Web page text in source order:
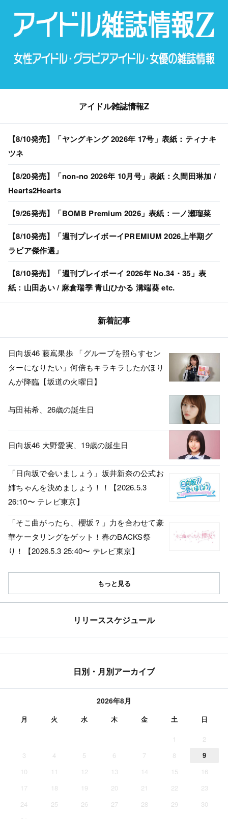
アイドル雑誌情報Z
【8/10発売】「ヤングキング 2026年 17号」表紙：ティナキ
ツネ
【8/20発売】「non-no 2026年 10月号」表紙：久間田琳加 /
Hearts2Hearts
【9/26発売】「BOMB Premium 2026」表紙：一ノ瀬瑠菜
【8/10発売】「週刊プレイボーイPREMIUM 2026上半期グ
ラビア傑作選」
【8/10発売】「週刊プレイボーイ 2026年 No.34・35」表
紙：山田あい / 麻倉瑞季 青山ひかる 溝端葵 etc.
新着記事
日向坂46 藤嶌果歩 「グループを照らすセン
ターになりたい」何倍もキラキラしたかほり
んが降臨【坂道の火曜日】
与田祐希、26歳の誕生日
日向坂46 大野愛実、19歳の誕生日
「日向坂で会いましょう」坂井新奈の公式お
姉ちゃんを決めましょう！！【2026.5.3
26:10〜 テレビ東京】
「そこ曲がったら、櫻坂？」力を合わせて豪
華ケータリングをゲット！春のBACKS祭
り！【2026.5.3 25:40〜 テレビ東京】
もっと見る
リリーススケジュール
日別・月別アーカイブ
2026年8月
月 火 水 木 金 土 日
1
2
3
4 5 6 7 8
9
10
11 12 13 14 15
16
17
18 19 20 21 22
23
24
25 26 27 28 29
30